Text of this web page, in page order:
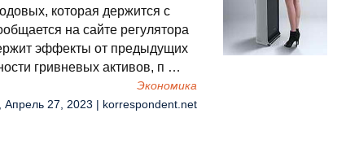
которая держится с
на сайте регулятора
эффекты от предыдущих
гривневых активов, п …
Экономика
Апрель 27, 2023 | korrespondent.net